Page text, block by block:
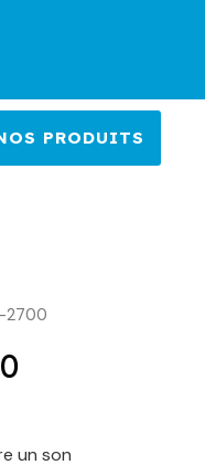
PRODUITS
2700
un son